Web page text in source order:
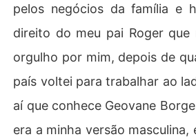
pelos negócios da família e
direito do meu pai Roger que
orgulho por mim, depois de
país voltei para trabalhar ao
aí que conhece Geovane
era a minha versão masculina,